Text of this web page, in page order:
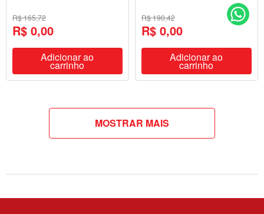
R$ 165,72
R$ 0,00
Adicionar ao
carrinho
R$ 190,42
R$ 0,00
Adicionar ao
carrinho
MOSTRAR MAIS